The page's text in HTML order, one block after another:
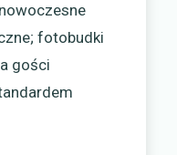
fotobudki
gości